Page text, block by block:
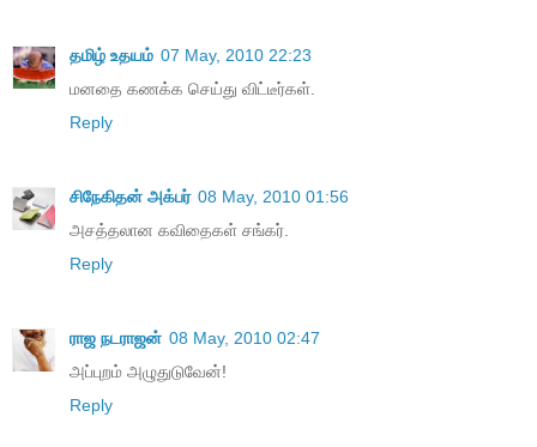
தமிழ் உதயம் 07 May, 2010 22:23
மனதை கணக்க செய்து விட்டீர்கள்.
Reply
சிநேகிதன் அக்பர் 08 May, 2010 01:56
அசத்தலான கவிதைகள் சங்கர்.
Reply
ராஜ நடராஜன் 08 May, 2010 02:47
அப்புறம் அழுதுடுவேன்!
Reply